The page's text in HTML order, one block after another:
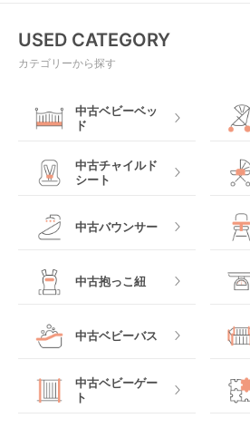
USED CATEGORY
カテゴリーから探す
中古ベビーベッ
ド
中古チャイルド
シート
中古バウンサー
中古抱っこ紐
中古ベビーバス
中古ベビーゲー
ト